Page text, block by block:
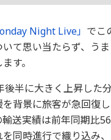
Night Live」 でこ
て思い当たらず、う
す。
後半に大きく上昇した
背景に旅客が急回復
送実績は前年同期比
同時進行で織り込み